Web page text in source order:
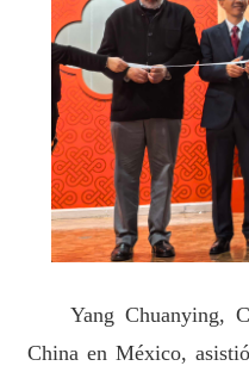
Yang Chuanying, C
China en México,